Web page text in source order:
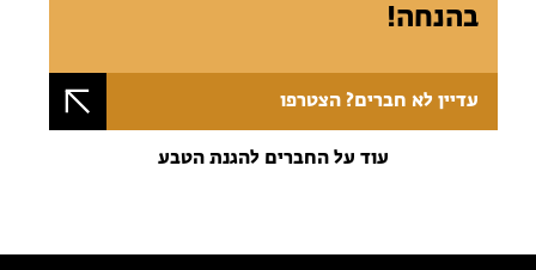
בהנחה!
עדיין לא חברים? הצטרפו
עוד על החברים להגנת הטבע